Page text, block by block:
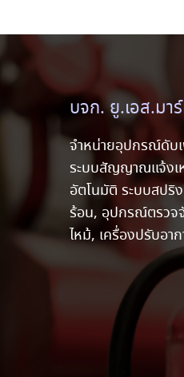
บจก. ยู.เอส.มา
จำหน่ายอุปกรณ์ดับ
ระบบสัญญาณแจ้งเ
อัตโนมัติ ระบบสปริ
ร้อน, อุปกรณ์ตรวจ
ไหม้, เครื่องปรับอา